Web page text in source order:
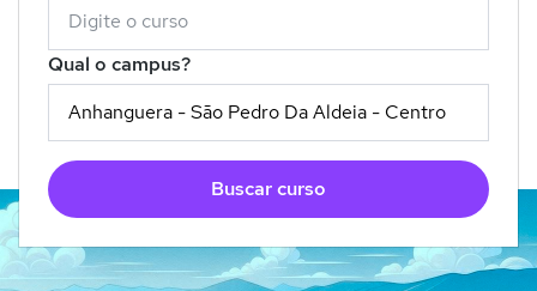
Qual o campus?
Buscar curso